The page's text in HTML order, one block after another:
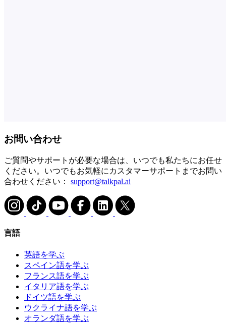
お問い合わせ
ご質問やサポートが必要な場合は、いつでも私たちにお任せ
ください。いつでもお気軽にカスタマーサポートまでお問い
合わせください： support@talkpal.ai
言語
英語を学ぶ
スペイン語を学ぶ
フランス語を学ぶ
イタリア語を学ぶ
ドイツ語を学ぶ
ウクライナ語を学ぶ
オランダ語を学ぶ